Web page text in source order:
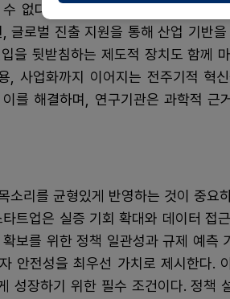
없다. 정부와 협회, 의료 현장이 함
글로벌 진출 지원을 통해 산업 기반
을 뒷받침하는 제도적 장치도 함께
, 사업화까지 이어지는 전주기적 혁
를 해결하며, 연구기관은 과학적 근
소리를 균형있게 반영하는 것이 중요
트업은 실증 기회 확대와 데이터 접
보를 위한 정책 일관성과 규제 예측
안전성을 최우선 가치로 제시한다.
성장하기 위한 필수 조건이다. 정책